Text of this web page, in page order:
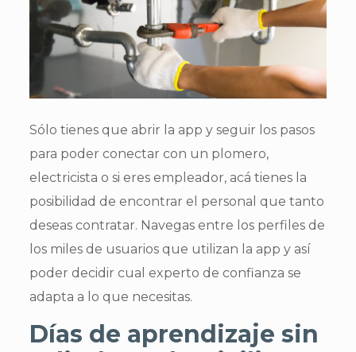
Sólo tienes que abrir la app y seguir los pasos
para poder conectar con un plomero,
electricista o si eres empleador, acá tienes la
posibilidad de encontrar el personal que tanto
deseas contratar. Navegas entre los perfiles de
los miles de usuarios que utilizan la app y así
poder decidir cual experto de confianza se
adapta a lo que necesitas.
Días de aprendizaje sin